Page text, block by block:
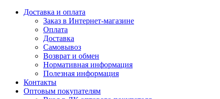
Доставка и оплата
Заказ в Интернет-магазине
Оплата
Доставка
Самовывоз
Возврат и обмен
Нормативная информация
Полезная информация
Контакты
Оптовым покупателям